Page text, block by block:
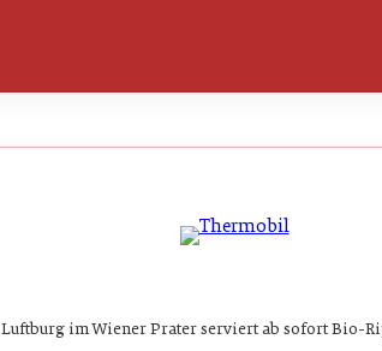
Luftburg im Wiener Prater serviert ab sofort Bio-